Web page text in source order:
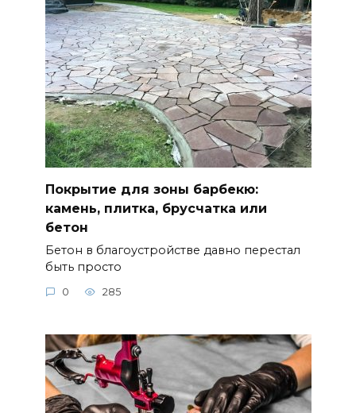
Покрытие для зоны барбекю:
камень, плитка, брусчатка или
бетон
Бетон в благоустройстве давно перестал
быть просто
0 285